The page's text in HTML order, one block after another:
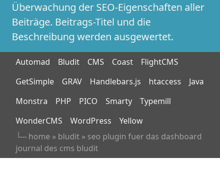
Überwachung der SEO-Eigenschaften aller
Beiträge. Beitrags-Titel und die
Beschreibung werden ausgewertet.
Automad Bludit CMS Coast
FlightCMS
GetSimple
GRAV Handlebars.js htaccess
Java
Monstra
PHP PICO Smarty
Typemill
WonderCMS
WordPress
Yellow
└─home » bludit » seo plugin fuer das dashboard
journal des cms bludit